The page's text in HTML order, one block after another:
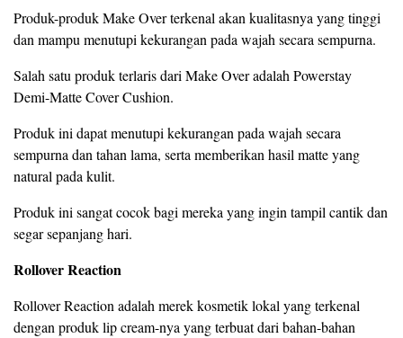
Produk-produk Make Over terkenal akan kualitasnya yang tinggi
dan mampu menutupi kekurangan pada wajah secara sempurna.
Salah satu produk terlaris dari Make Over adalah Powerstay
Demi-Matte Cover Cushion.
Produk ini dapat menutupi kekurangan pada wajah secara
sempurna dan tahan lama, serta memberikan hasil matte yang
natural pada kulit.
Produk ini sangat cocok bagi mereka yang ingin tampil cantik dan
segar sepanjang hari.
Rollover Reaction
Rollover Reaction adalah merek kosmetik lokal yang terkenal
dengan produk lip cream-nya yang terbuat dari bahan-bahan